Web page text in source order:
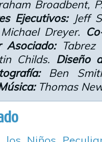
Broadbent,
Ejecutivos:Jeff
Dreyer.
Asociado:Tabrez
Childs. Diseño
Ben
Thomas